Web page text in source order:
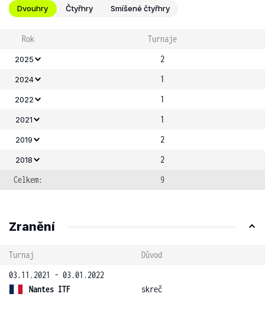
Dvouhry Čtyřhry Smíšené čtyřhry
Rok Turnaje
2025 2
2024 1
2022 1
2021 1
2019 2
2018
2
Celkem:
9
Zranění
Turnaj
Důvod
03.11.2021 - 03.01.2022
Nantes ITF
skreč